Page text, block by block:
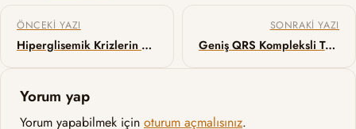
Yazı gezinmesi
ÖNCEKI YAZI
Hiperglisemik Krizlerin Yönetimi: İngiliz vs Amerikan Ekolü
SONRAKI YAZI
Geniş QRS Kompleksli Taşikardi Ayrımında Basel Algoritması
Yorum yap
Yorum yapabilmek için oturum açmalısınız.